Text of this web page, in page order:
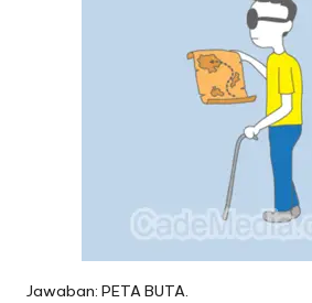
Jawaban: PETA BUTA.